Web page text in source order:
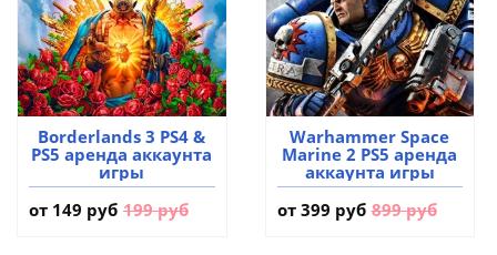
Borderlands 3 PS4 &
PS5 аренда аккаунта
игры
от 149 руб 199 руб
Warhammer Space
Marine 2 PS5 аренда
аккаунта игры
от 399 руб 899 руб